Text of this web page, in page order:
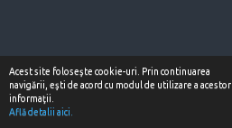
Acest site foloseşte cookie-uri. Prin continuarea
navigării, eşti de acord cu modul de utilizare a acestor
informaţii.
Află detalii aici.